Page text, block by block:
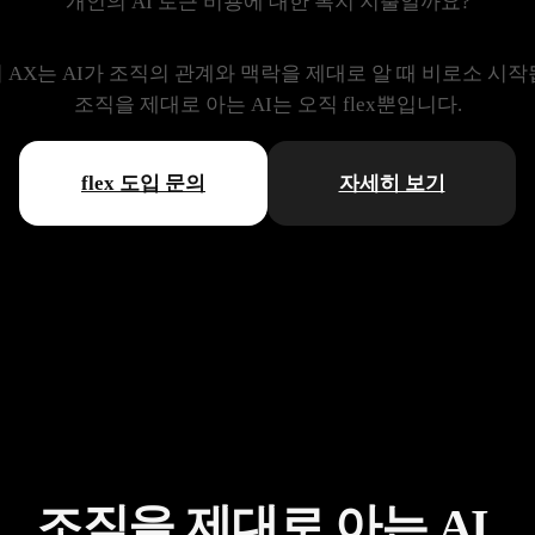
AX는 AI가 조직의 관계와 맥락을 제대로 알 때 비로소 시작
조직을 제대로 아는 AI는 오직 flex뿐입니다.
flex 도입 문의 자세히 보기